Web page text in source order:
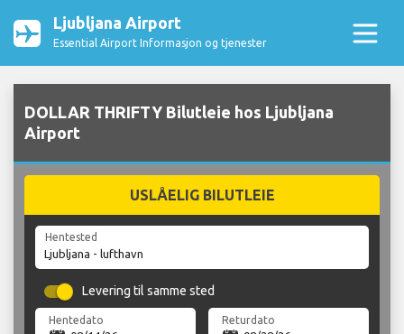
Ljubljana Airport
Essential Airport Informasjon og tjenester
DOLLAR THRIFTY Bilutleie hos Ljubljana
Airport
USLÅELIG BILUTLEIE
Hentested
Levering til samme sted
Hentedato Returdato